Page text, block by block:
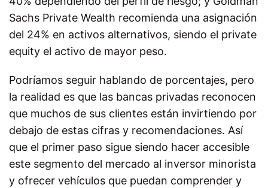
Sachs Private Wealth recomienda una asignación
del 24% en activos alternativos, siendo el private
equity el activo de mayor peso.
Podríamos seguir hablando de porcentajes, pero
la realidad es que las bancas privadas reconocen
que muchos de sus clientes están invirtiendo por
debajo de estas cifras y recomendaciones. Así
que el primer paso sigue siendo hacer accesible
este segmento del mercado al inversor minorista
y ofrecer vehículos que puedan comprender y